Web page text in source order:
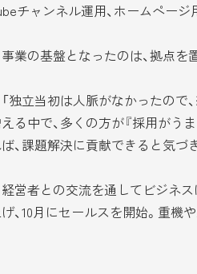
チャンネル運用、ホームペー
業の基盤となったのは、拠点を
独立当初は人脈がなかったので
る中で、多くの方が『採用が
、課題解決に貢献できると気づ
営者との交流を通してビジネス
、10月にセールスを開始。重機